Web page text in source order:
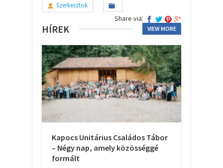
Szerkesztok
Share via:
HÍREK VIEW MORE
Kapocs Unitárius Családos Tábor
– Négy nap, amely közösséggé
formált